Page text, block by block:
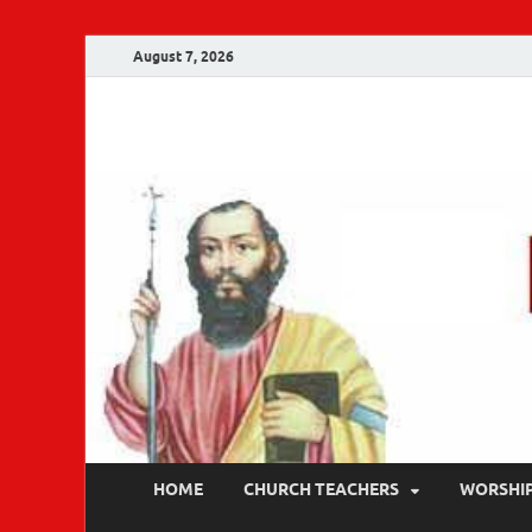
August 7, 2026
HOME CHURCH TEACHERS